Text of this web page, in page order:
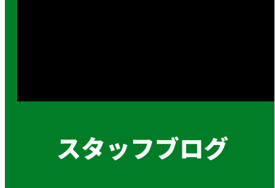
スタッフブログ